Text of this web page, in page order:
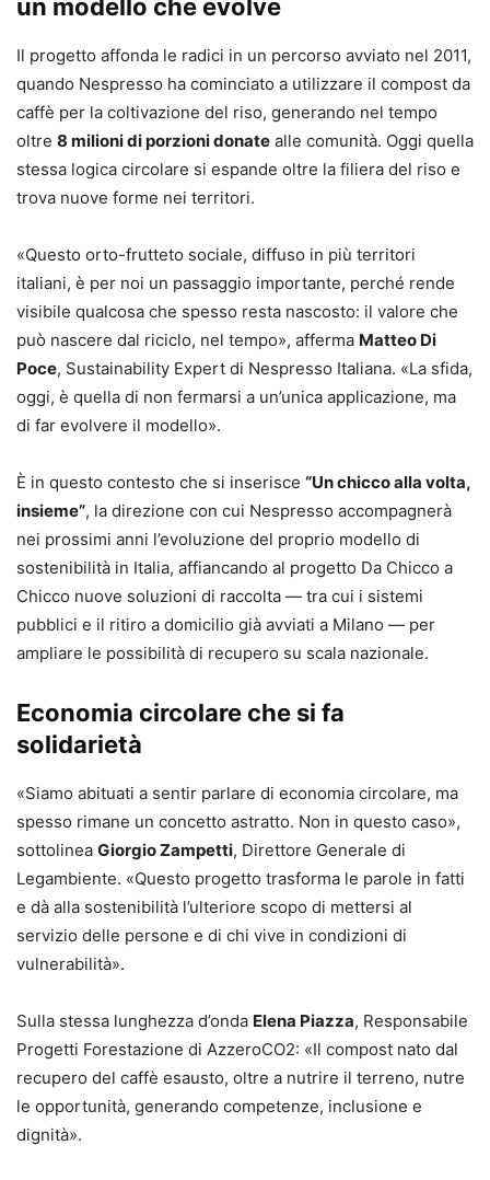
un modello che evolve
Il progetto affonda le radici in un percorso avviato nel 2011,
quando Nespresso ha cominciato a utilizzare il compost da
caffè per la coltivazione del riso, generando nel tempo
oltre 8 milioni di porzioni donate alle comunità. Oggi quella
stessa logica circolare si espande oltre la filiera del riso e
trova nuove forme nei territori.
«Questo orto-frutteto sociale, diffuso in più territori
italiani, è per noi un passaggio importante, perché rende
visibile qualcosa che spesso resta nascosto: il valore che
può nascere dal riciclo, nel tempo», afferma Matteo Di
Poce, Sustainability Expert di Nespresso Italiana. «La sfida,
oggi, è quella di non fermarsi a un’unica applicazione, ma
di far evolvere il modello».
È in questo contesto che si inserisce “Un chicco alla volta,
insieme”, la direzione con cui Nespresso accompagnerà
nei prossimi anni l’evoluzione del proprio modello di
sostenibilità in Italia, affiancando al progetto Da Chicco a
Chicco nuove soluzioni di raccolta — tra cui i sistemi
pubblici e il ritiro a domicilio già avviati a Milano — per
ampliare le possibilità di recupero su scala nazionale.
Economia circolare che si fa
solidarietà
«Siamo abituati a sentir parlare di economia circolare, ma
spesso rimane un concetto astratto. Non in questo caso»,
sottolinea Giorgio Zampetti, Direttore Generale di
Legambiente. «Questo progetto trasforma le parole in fatti
e dà alla sostenibilità l’ulteriore scopo di mettersi al
servizio delle persone e di chi vive in condizioni di
vulnerabilità».
Sulla stessa lunghezza d’onda Elena Piazza, Responsabile
Progetti Forestazione di AzzeroCO2: «Il compost nato dal
recupero del caffè esausto, oltre a nutrire il terreno, nutre
le opportunità, generando competenze, inclusione e
dignità».